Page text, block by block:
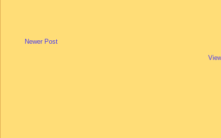
Newer Post